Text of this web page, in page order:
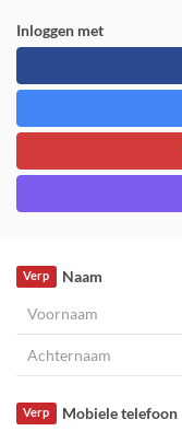
Inloggen met
Naam
Verp
Mobiele telefoon
Verp